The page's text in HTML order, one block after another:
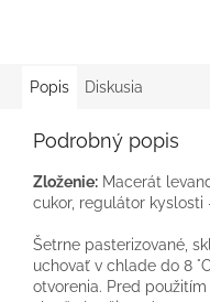
Popis Diskusia
Podrobný popis
Zloženie: Macerát
cukor, regulátor kyslosti
Šetrne pasterizované,
uchovať v chlade do 8
otvorenia. Pred